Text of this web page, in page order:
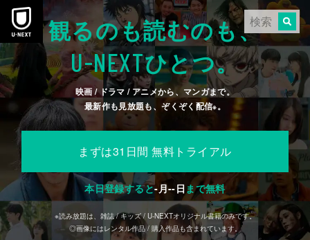
本文へスキップ
観るのも読むのも、
U-NEXTひとつ。
映画 / ドラマ / アニメから、マンガまで。
最新作も見放題も、ぞくぞく配信※。
まずは31日間 無料トライアル
本日登録すると-月--日まで無料
※読み放題は、雑誌 / キッズ / U-NEXTオリジナル書籍のみです。
◎画像にはレンタル作品 / 購入作品も含まれています。